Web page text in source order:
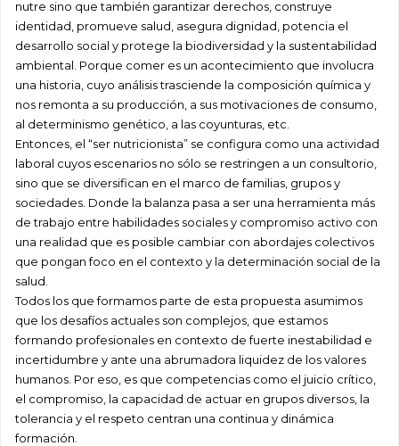
nutre sino que también garantizar derechos, construye
identidad, promueve salud, asegura dignidad, potencia el
desarrollo social y protege la biodiversidad y la sustentabilidad
ambiental. Porque comer es un acontecimiento que involucra
una historia, cuyo análisis trasciende la composición química y
nos remonta a su producción, a sus motivaciones de consumo,
al determinismo genético, a las coyunturas, etc.
Entonces, el “ser nutricionista” se configura como una actividad
laboral cuyos escenarios no sólo se restringen a un consultorio,
sino que se diversifican en el marco de familias, grupos y
sociedades. Donde la balanza pasa a ser una herramienta más
de trabajo entre habilidades sociales y compromiso activo con
una realidad que es posible cambiar con abordajes colectivos
que pongan foco en el contexto y la determinación social de la
salud.
Todos los que formamos parte de esta propuesta asumimos
que los desafíos actuales son complejos, que estamos
formando profesionales en contexto de fuerte inestabilidad e
incertidumbre y ante una abrumadora liquidez de los valores
humanos. Por eso, es que competencias como el juicio crítico,
el compromiso, la capacidad de actuar en grupos diversos, la
tolerancia y el respeto centran una continua y dinámica
formación.